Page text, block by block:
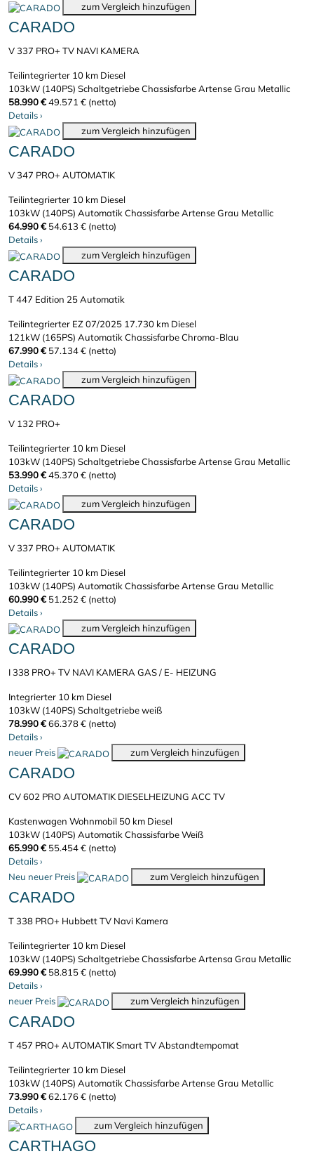
zum Vergleich hinzufügen
CARADO
V 337 PRO+ TV NAVI KAMERA
Teilintegrierter 10 km Diesel
103kW (140PS) SchaltgetriebeChassisfarbe Artense Grau Metallic
58.990 €49.571 € (netto)
Details›
zum Vergleich hinzufügen
CARADO
V 347 PRO+ AUTOMATIK
Teilintegrierter 10 km Diesel
103kW (140PS) AutomatikChassisfarbe Artense Grau Metallic
64.990 € 54.613 € (netto)
Details›
zum Vergleich hinzufügen
CARADO
T 447 Edition 25 Automatik
Teilintegrierter EZ 07/2025 17.730 km Diesel
121kW (165PS) AutomatikChassisfarbe Chroma-Blau
67.990 € 57.134 € (netto)
Details›
zum Vergleich hinzufügen
CARADO
V 132 PRO+
Teilintegrierter 10 km Diesel
103kW (140PS) SchaltgetriebeChassisfarbe Artense Grau Metallic
53.990 €45.370 € (netto)
Details›
zum Vergleich hinzufügen
CARADO
V 337 PRO+ AUTOMATIK
Teilintegrierter 10 km Diesel
103kW (140PS) AutomatikChassisfarbe Artense Grau Metallic
60.990 € 51.252 € (netto)
Details›
zum Vergleich hinzufügen
CARADO
I 338 PRO+ TV NAVI KAMERA GAS / E- HEIZUNG
Integrierter 10 km Diesel
103kW (140PS) Schaltgetriebeweiß
78.990 €66.378 € (netto)
Details›
neuer Preis
zum Vergleich hinzufügen
CARADO
CV 602 PRO AUTOMATIK DIESELHEIZUNG ACC TV
Kastenwagen Wohnmobil 50 km Diesel
103kW (140PS) AutomatikChassisfarbe Weiß
65.990 € 55.454 € (netto)
Details›
Neu neuer Preis zum Vergleich hinzufügen
CARADO
T 338 PRO+ Hubbett TV Navi Kamera
Teilintegrierter 10 km Diesel
103kW (140PS) SchaltgetriebeChassisfarbe Artensa Grau Metallic
69.990 € 58.815 € (netto)
Details›
neuer Preis
zum Vergleich hinzufügen
CARADO
T 457 PRO+ AUTOMATIK Smart TV Abstandtempomat
Teilintegrierter 10 km Diesel
103kW (140PS) AutomatikChassisfarbe Artense Grau Metallic
73.990 €62.176 € (netto)
Details›
zum Vergleich hinzufügen
CARTHAGO